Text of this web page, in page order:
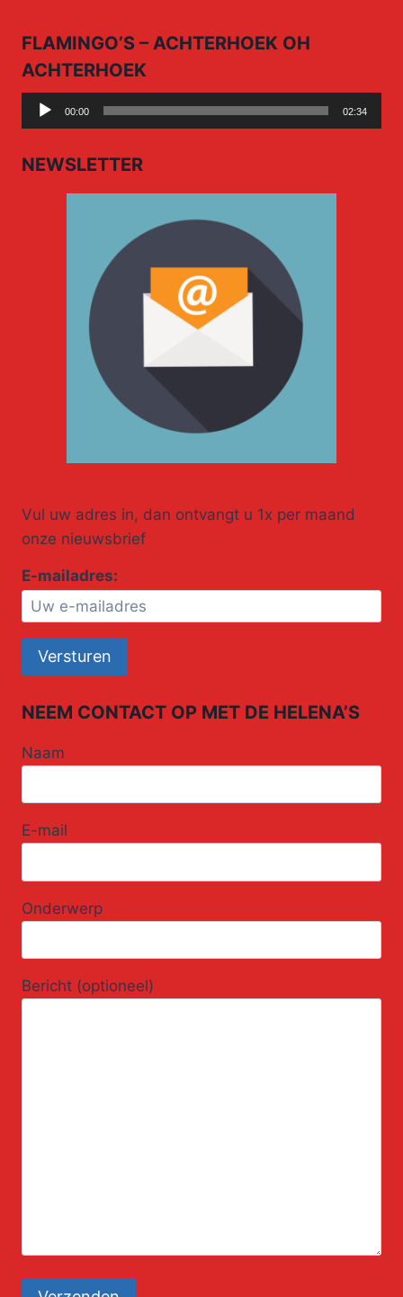
FLAMINGO’S – ACHTERHOEK OH
ACHTERHOEK
Audio
Player
00:00 02:34
NEWSLETTER
Vul uw adres in, dan ontvangt u 1x per maand
onze nieuwsbrief
E-mailadres:
NEEM CONTACT OP MET DE HELENA’S
Naam
E-mail
Onderwerp
Bericht (optioneel)